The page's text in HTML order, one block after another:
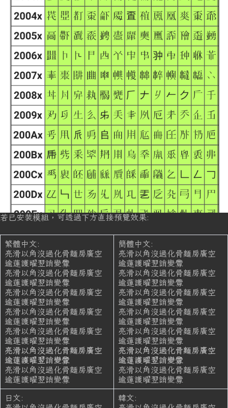
若已安裝模組，可透過下方直接預覽效果:
繁體中文:
亮滑以角沒過化骨麵房廣空
逾蓮護曜翌誚變釁
亮滑以角沒過化骨麵房廣空
逾蓮護曜翌誚變釁
亮滑以角沒過化骨麵房廣空
逾蓮護曜翌誚變釁
亮滑以角沒過化骨麵房廣空
逾蓮護曜翌誚變釁
亮滑以角沒過化骨麵房廣空
逾蓮護曜翌誚變釁
亮滑以角沒過化骨麵房廣空
逾蓮護曜翌誚變釁
亮滑以角沒過化骨麵房廣空
逾蓮護曜翌誚變釁
簡體中文:
亮滑以角沒過化骨麵房廣空
逾蓮護曜翌誚變釁
亮滑以角沒過化骨麵房廣空
逾蓮護曜翌誚變釁
亮滑以角沒過化骨麵房廣空
逾蓮護曜翌誚變釁
亮滑以角沒過化骨麵房廣空
逾蓮護曜翌誚變釁
亮滑以角沒過化骨麵房廣空
逾蓮護曜翌誚變釁
亮滑以角沒過化骨麵房廣空
逾蓮護曜翌誚變釁
亮滑以角沒過化骨麵房廣空
逾蓮護曜翌誚變釁
日文:
韓文: